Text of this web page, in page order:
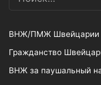
ВНЖ/ПМЖ Швейцарии
Гражданство
ВНЖ за паушальный